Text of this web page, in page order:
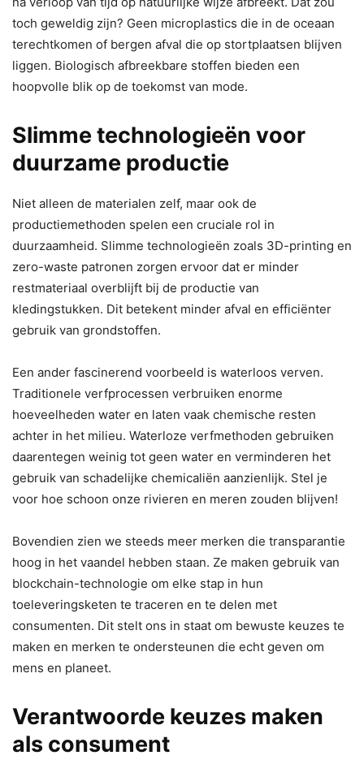
toch geweldig zijn? Geen microplastics die in de oceaan
terechtkomen of bergen afval die op stortplaatsen blijven
liggen. Biologisch afbreekbare stoffen bieden een
hoopvolle blik op de toekomst van mode.
Slimme technologieën voor
duurzame productie
Niet alleen de materialen zelf, maar ook de
productiemethoden spelen een cruciale rol in
duurzaamheid. Slimme technologieën zoals 3D-printing en
zero-waste patronen zorgen ervoor dat er minder
restmateriaal overblijft bij de productie van
kledingstukken. Dit betekent minder afval en efficiënter
gebruik van grondstoffen.
Een ander fascinerend voorbeeld is waterloos verven.
Traditionele verfprocessen verbruiken enorme
hoeveelheden water en laten vaak chemische resten
achter in het milieu. Waterloze verfmethoden gebruiken
daarentegen weinig tot geen water en verminderen het
gebruik van schadelijke chemicaliën aanzienlijk. Stel je
voor hoe schoon onze rivieren en meren zouden blijven!
Bovendien zien we steeds meer merken die transparantie
hoog in het vaandel hebben staan. Ze maken gebruik van
blockchain-technologie om elke stap in hun
toeleveringsketen te traceren en te delen met
consumenten. Dit stelt ons in staat om bewuste keuzes te
maken en merken te ondersteunen die echt geven om
mens en planeet.
Verantwoorde keuzes maken
als consument